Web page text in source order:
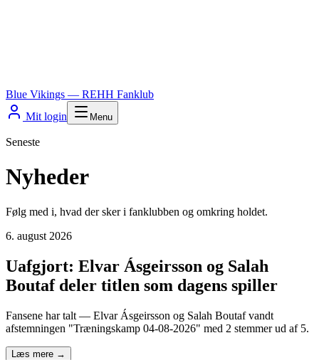
Blue Vikings — REHH Fanklub
Mit login
Menu
Seneste
Nyheder
Følg med i, hvad der sker i fanklubben og omkring holdet.
6. august 2026
Uafgjort: Elvar Ásgeirsson og Salah
Boutaf deler titlen som dagens spiller
Fansene har talt — Elvar Ásgeirsson og Salah Boutaf vandt
afstemningen "Træningskamp 04-08-2026" med 2 stemmer ud af 5.
Læs mere →